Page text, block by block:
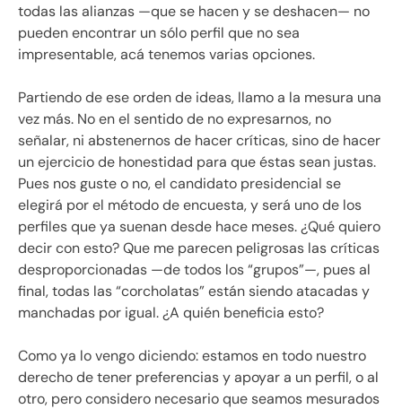
todas las alianzas —que se hacen y se deshacen— no
pueden encontrar un sólo perfil que no sea
impresentable, acá tenemos varias opciones.
Partiendo de ese orden de ideas, llamo a la mesura una
vez más. No en el sentido de no expresarnos, no
señalar, ni abstenernos de hacer críticas, sino de hacer
un ejercicio de honestidad para que éstas sean justas.
Pues nos guste o no, el candidato presidencial se
elegirá por el método de encuesta, y será uno de los
perfiles que ya suenan desde hace meses. ¿Qué quiero
decir con esto? Que me parecen peligrosas las críticas
desproporcionadas —de todos los “grupos”—, pues al
final, todas las “corcholatas” están siendo atacadas y
manchadas por igual. ¿A quién beneficia esto?
Como ya lo vengo diciendo: estamos en todo nuestro
derecho de tener preferencias y apoyar a un perfil, o al
otro, pero considero necesario que seamos mesurados